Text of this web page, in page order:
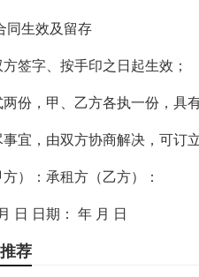
同生效及留存
签字、按手印之日起生效；
份，甲、乙方各执一份，具
宜，由双方协商解决，可订
）：承租方（乙方）：
日 日期： 年 月 日
荐